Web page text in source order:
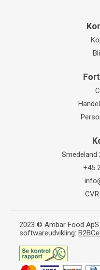
Smedeland
+45
2023 © Ambar Food
softwareudvikling: